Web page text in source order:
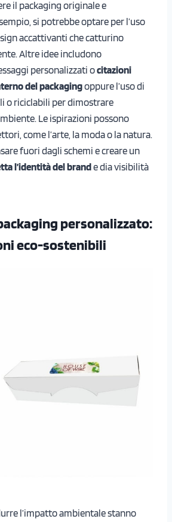
il packaging originale e
si potrebbe optare per l’uso
accattivanti che catturino
Altre idee includono
personalizzati ocitazioni
del packagingoppure l’uso di
o riciclabili per dimostrare
Le ispirazioni possono
come l’arte, la moda o la natura.
fuori dagli schemi e creare un
l’identità del brande dia visibilità
personalizzato:
eco-sostenibili
l’impatto ambientale stanno